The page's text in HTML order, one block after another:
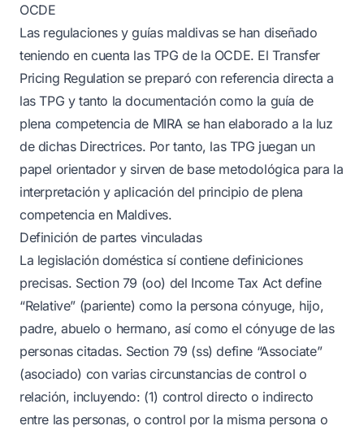
OCDE
Las regulaciones y guías maldivas se han diseñado
teniendo en cuenta las TPG de la OCDE. El Transfer
Pricing Regulation se preparó con referencia directa a
las TPG y tanto la documentación como la guía de
plena competencia de MIRA se han elaborado a la luz
de dichas Directrices. Por tanto, las TPG juegan un
papel orientador y sirven de base metodológica para la
interpretación y aplicación del principio de plena
competencia en Maldives.
Definición de partes vinculadas
La legislación doméstica sí contiene definiciones
precisas. Section 79 (oo) del Income Tax Act define
“Relative” (pariente) como la persona cónyuge, hijo,
padre, abuelo o hermano, así como el cónyuge de las
personas citadas. Section 79 (ss) define “Associate”
(asociado) con varias circunstancias de control o
relación, incluyendo: (1) control directo o indirecto
entre las personas, o control por la misma persona o